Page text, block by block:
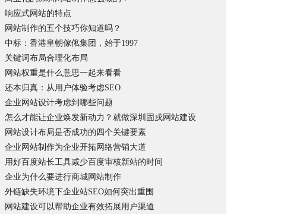
响应式网站的特点
网站制作的五个技巧你知道吗？
中标：香港皇朝傢俬集团，始于1997
关键词布局合理化布局
网站权重是什么意思一起来看看
还本归真：从用户体验考虑SEO
企业网站设计考虑到哪些问题
怎么才能让企业焕发新动力？就做深圳固戍网站建设
网站设计布局是否成功的四个关键要素
企业网站制作为企业开拓网络营销大道
用好百度站长工具减少百度审核新站的时间
企业为什么要进行商城网站制作
外链缺失环境下企业站SEO如何突出重围
网站建设可以帮助企业有效拓展用户渠道